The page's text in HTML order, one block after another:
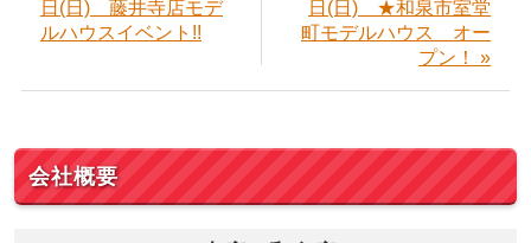
日(日) 藤井寺店モデ
ルハウスイベント!!
日(日) ★和泉市室堂
町モデルハウス オー
プン！ »
会社概要